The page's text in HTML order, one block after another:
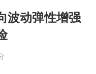
波动弹性增强